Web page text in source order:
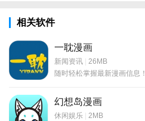
相关软件
一耽漫画
新闻资讯 | 26MB
随时轻松掌握最新漫画信息！
幻想岛漫画
休闲娱乐 | 2MB